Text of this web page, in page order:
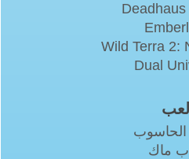
Wild Terra 2:
Dual
إلعب
الحاسوب
ماك